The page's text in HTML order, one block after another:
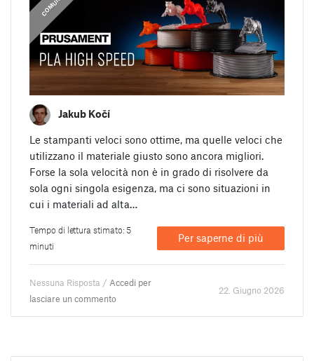
Jakub Kočí
Le stampanti veloci sono ottime, ma quelle veloci che
utilizzano il materiale giusto sono ancora migliori.
Forse la sola velocità non è in grado di risolvere da
sola ogni singola esigenza, ma ci sono situazioni in
cui i materiali ad alta…
Tempo di lettura stimato: 5
minuti
Per saperne di più
Nessuna Risposta / Accedi per
lasciare un commento
22. Giugno 2026